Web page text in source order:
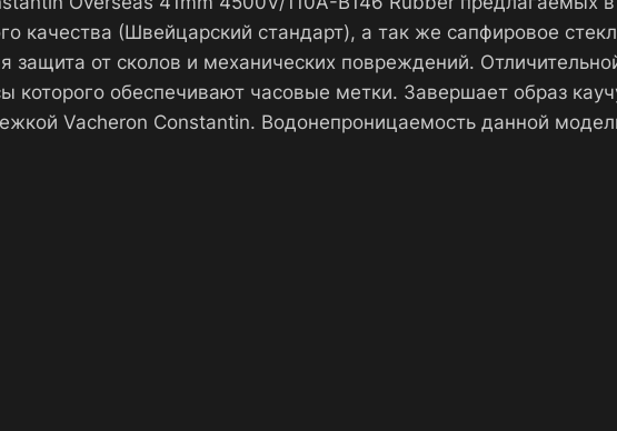
качества (Швейцарский стандарт), а так же сапфировое
защита от сколов и механических повреждений.
которого обеспечивают часовые метки. Завершает образ
Vacheron Constantin. Водонепроницаемость данной